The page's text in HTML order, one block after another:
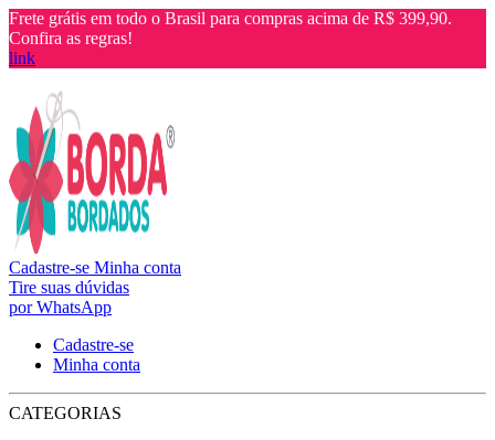
Frete grátis em todo o Brasil para compras acima de R$ 399,90.
Confira as regras!
link
Cadastre-se Minha conta
Tire suas dúvidas
por WhatsApp
Cadastre-se
Minha conta
CATEGORIAS